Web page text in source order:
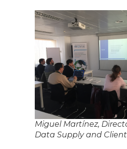
Miguel Martínez,
Data Supply and